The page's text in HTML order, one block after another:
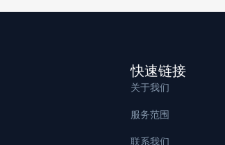
快速链接
关于我们
服务范围
联系我们